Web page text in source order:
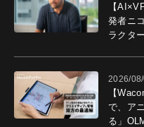
【
発者ニ
ラクタ
2026/
【
で、ア
る」